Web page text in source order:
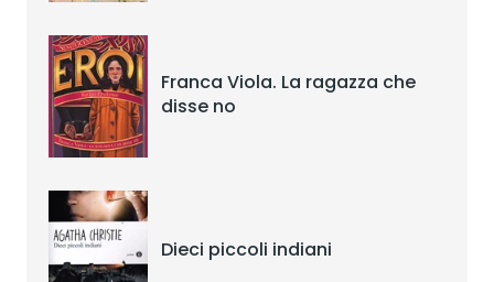
Franca Viola. La ragazza che
disse no
Dieci piccoli indiani